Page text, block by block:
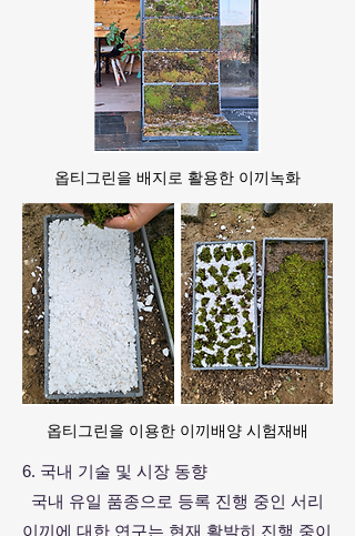
​옵티그린을 배지로 활용한 이끼녹화
​옵티그린을 이용한 이끼배양 시험재배
6. 국내 기술 및 시장 동향
국내 유일 품종으로 등록 진행 중인 서리
이끼에 대한 연구는 현재 활발히 진행 중이